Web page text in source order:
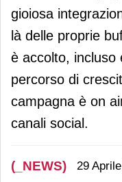
gioiosa
là delle proprie
è accolto, incluso
percorso di
campagna è on
canali social.
(_NEWS) 29